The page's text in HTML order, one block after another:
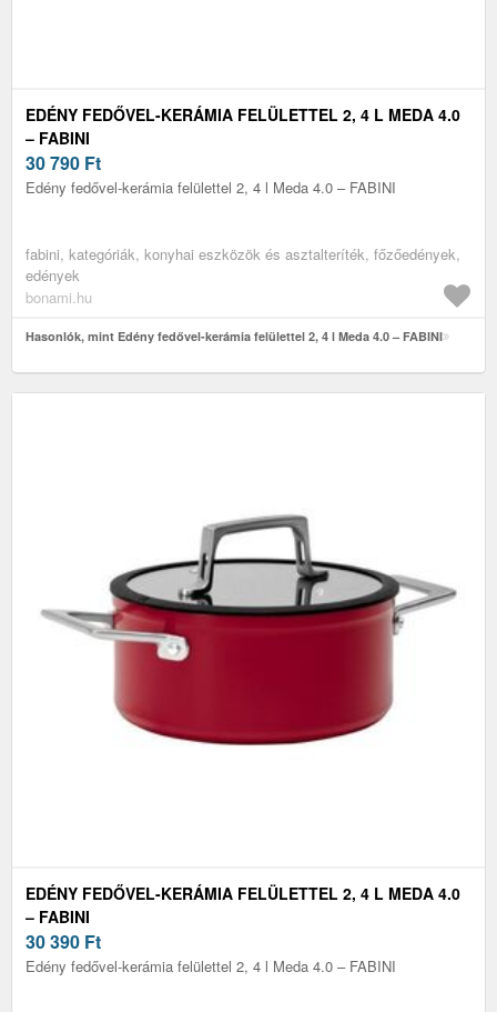
EDÉNY FEDŐVEL-KERÁMIA FELÜLETTEL 2, 4 L MEDA 4.0
– FABINI
30 790 Ft
Edény fedővel-kerámia felülettel 2, 4 l Meda 4.0 – FABINI
fabini, kategóriák, konyhai eszközök és asztalteríték, főzőedények,
edények
bonami.hu
Hasonlók, mint Edény fedővel-kerámia felülettel 2, 4 l Meda 4.0 – FABINI
EDÉNY FEDŐVEL-KERÁMIA FELÜLETTEL 2, 4 L MEDA 4.0
– FABINI
30 390 Ft
Edény fedővel-kerámia felülettel 2, 4 l Meda 4.0 – FABINI